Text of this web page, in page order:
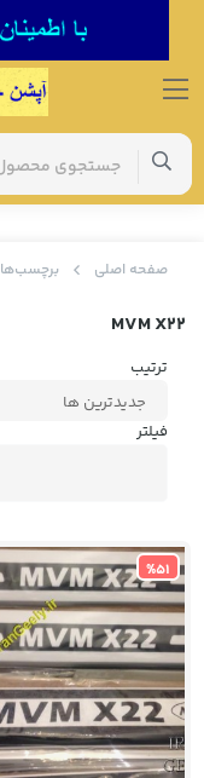
صفحه اصلی برچسب‌ها
MVM X22
ترتیب
فیلتر
%51